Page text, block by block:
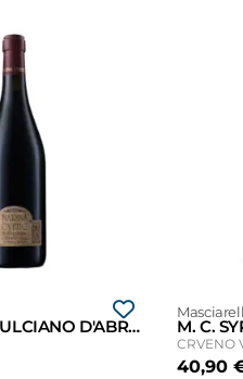
M. C. MONTEPULCIANO D'ABRUZZO M. C.
CRVENO
40,90